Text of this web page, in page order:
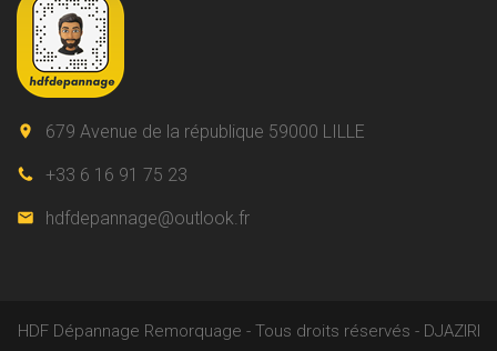
679 Avenue de la république 59000 LILLE
+33 6 16 91 75 23
hdfdepannage@outlook.fr
HDF Dépannage Remorquage - Tous droits réservés - DJAZIRI